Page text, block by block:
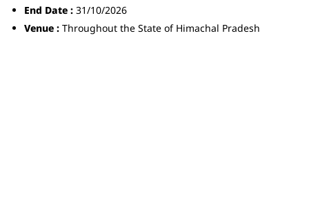
End Date : 31/10/2026
Venue : Throughout the State of Himachal Pradesh